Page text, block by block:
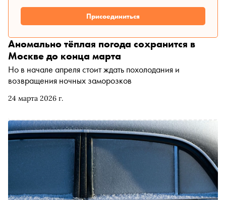
Присоединиться
24 марта 2026 г.
Аномально тёплая погода сохранится в
Москве до конца марта
Но в начале апреля стоит ждать похолодания и
возвращения ночных заморозков